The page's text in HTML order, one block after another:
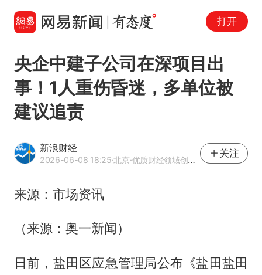
打开
央企中建子公司在深项目出
事！1人重伤昏迷，多单位被
建议追责
新浪财经
2026-06-08 18:25·北京·优质财经领域创作者
关注
来源：市场资讯
（来源：奥一新闻）
日前，盐田区应急管理局公布《盐田盐田